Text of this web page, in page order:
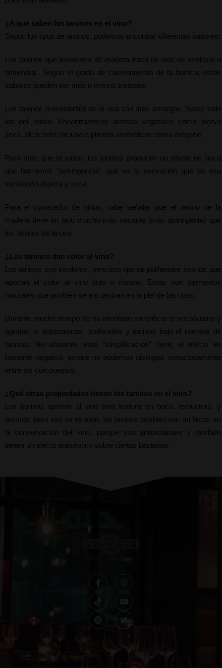
¿A qué saben los taninos en el vino?
Según los tipos de taninos, podemos encontrar diferentes sabores:
Los taninos que provienen de madera traen un lado de avellana o
almendra.  Según el grado de calentamiento de la barrica, estos
sabores pueden ser más o menos tostados.
Los taninos provenientes de la uva son más amargos. Sobre todo
los del rodeo. Encontraremos aromas vegetales como hierva
seca, alcachofa, incluso a plantas aromáticas como orégano.
Pero más que el sabor, los taninos producen un efecto en boca
que llamamos “astringencia”: que es la sensación que es esa
sensación áspera y seca.
Para el conocedor de vinos, cabe señalar que el tanino de la
madera tiene un lado mucho más secante (más astringente) que
los taninos de la uva.
¿Los taninos dan color al vino?
Los taninos son incoloros, pero otro tipo de polifenoles son los que
aportan el color al vino tinto o rosado. Estos son pigmentos
naturales que también se encuentran en la piel de las uvas.
Durante mucho tiempo se ha intentado simplificar el vocabulario y
agrupar a: antocianinas, polifenoles y taninos bajo el nombre de
taninos. No obstante, esta “simplificación” tiene, el efecto es
bastante negativo, porque no podemos distinguir minuciosamente
entre los compuestos.
¿Qué otras propiedades tienen los taninos en el vino?
Los taninos aportan al vino tinto textura en boca, estructura, y
aromas, pero eso no es todo, los taninos también son un factor en
la conservación del vino, porque son antioxidantes y también
tienen un efecto antiséptico sobre ciertas bacterias.